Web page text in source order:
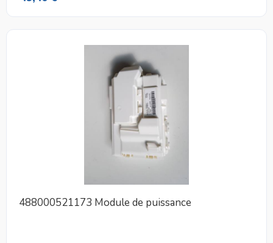
488000521173 Module de puissance